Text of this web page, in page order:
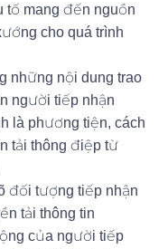
tố mang đến nguồn
cho quá trình
những nội dung trao
người tiếp nhận
là phương tiện, cách
tải thông điệp từ
đối tượng tiếp nhận
tải thông tin
của người tiếp